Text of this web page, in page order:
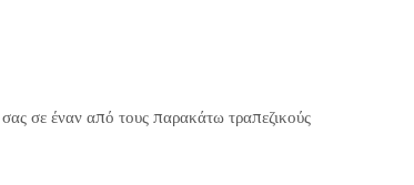
σε έναν από τους παρακάτω τραπεζικούς